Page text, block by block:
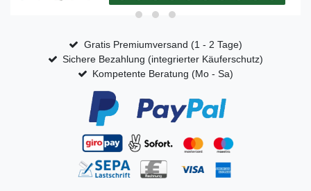
Gratis Premiumversand (1 - 2 Tage)
Sichere Bezahlung (integrierter Käuferschutz)
Kompetente Beratung (Mo - Sa)